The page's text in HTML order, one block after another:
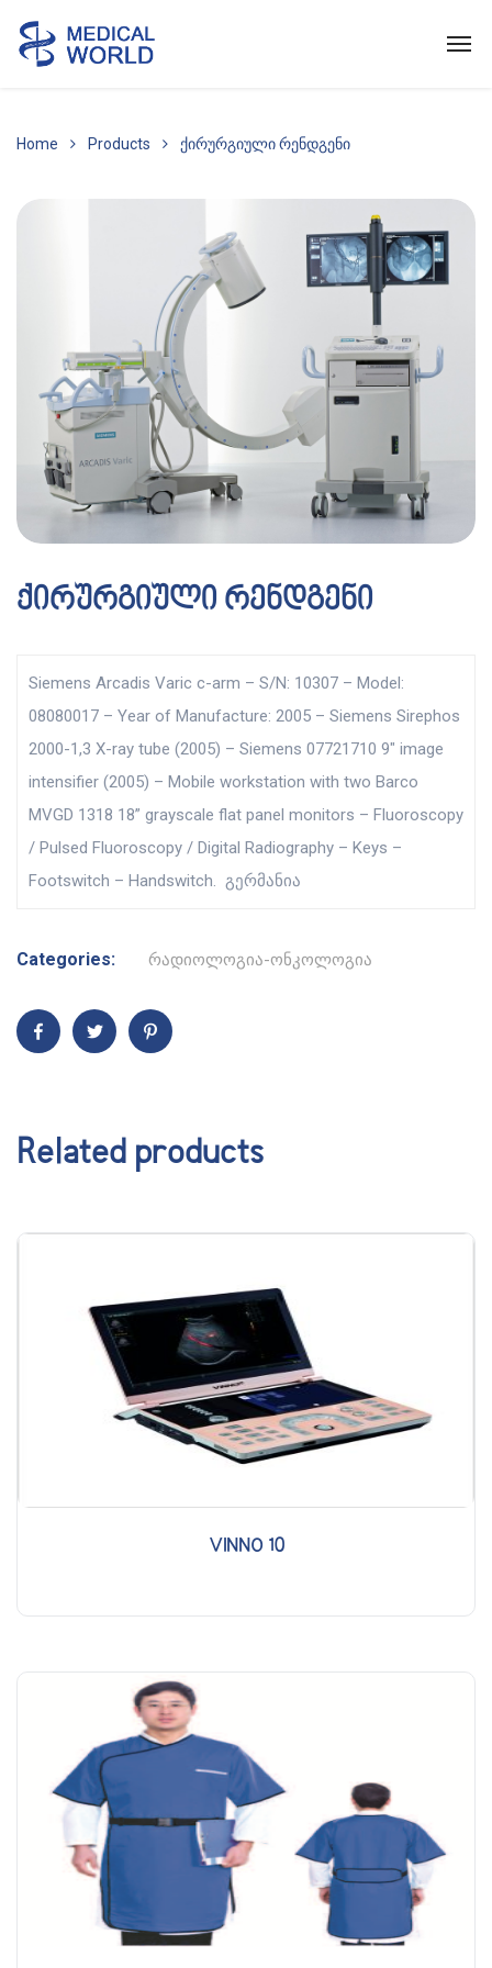
Home Products ქირურგიული რენდგენი
ქირურგიული რენდგენი
Siemens Arcadis Varic c-arm – S/N: 10307 – Model:
08080017 – Year of Manufacture: 2005 – Siemens Sirephos
2000-1,3 X-ray tube (2005) – Siemens 07721710 9″ image
intensifier (2005) – Mobile workstation with two Barco
MVGD 1318 18” grayscale flat panel monitors – Fluoroscopy
/ Pulsed Fluoroscopy / Digital Radiography – Keys –
Footswitch – Handswitch. გერმანია
Categories: რადიოლოგია-ონკოლოგია
Related products
VINNO 10